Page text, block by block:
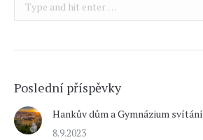
Poslední příspěvky
Hankův dům a Gymnázium svítání
8.9.2023